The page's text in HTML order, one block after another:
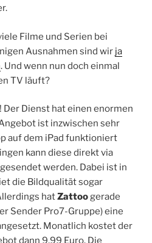
Filme und Serien bei
Ausnahmen sind wir ja
. Und wenn nun doch einmal
TV läuft?
! Der Dienst hat einen enormen
ist inzwischen sehr
auf dem iPad funktioniert
kann diese direkt via
werden. Dabei ist in
die Bildqualität sogar
hatZattoogerade
Sender Pro7-Gruppe) eine
Monatlich kostet der
dann 9,99 Euro. Die